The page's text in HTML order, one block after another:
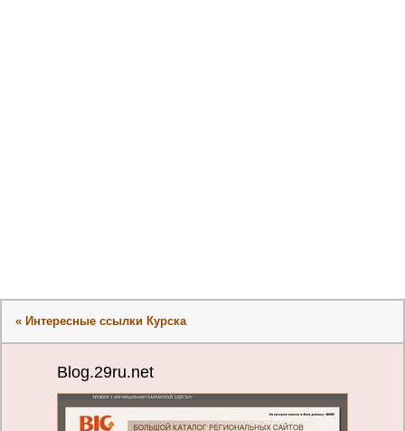
« Интересные ссылки Курска
Blog.29ru.net